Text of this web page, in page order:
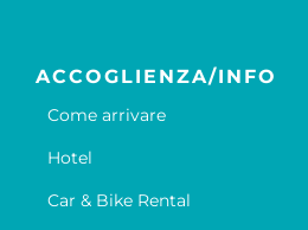
ACCOGLIENZA/INFO
Come arrivare
Hotel
Car & Bike Rental